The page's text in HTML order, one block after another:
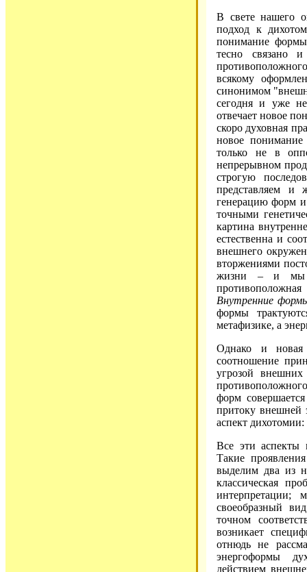
В свете нашего
подход к
понимание формы
тесно связано
всякому
синонимом
сегодня и уже
отвечает новое
скоро духовная
новое
только не в
непрерывном
строгую
представляем и
генерацию форм и
точными
картина
естественна и
внешнего
вторжениями
жизни – и мы
Внутренние
формы
метафизике, а
Однако и новая
соотношение
угрозой
форм
притоку внешней
аспект дихотомии:
Все эти аспекты
Такие
выделим два из
классическая
своеобразный
точном
возникает
отнюдь не
энергоформы
действием